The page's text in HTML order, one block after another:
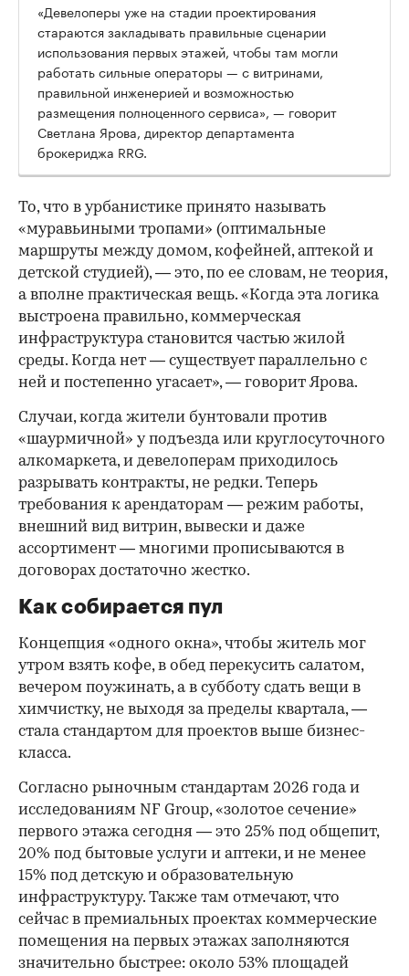
00:00
«Девелоперы уже на стадии проектирования
стараются закладывать правильные сценарии
использования первых этажей, чтобы там могли
работать сильные операторы — с витринами,
правильной инженерией и возможностью
размещения полноценного сервиса», — говорит
Светлана Ярова, директор департамента
брокериджа RRG.
То, что в урбанистике принято называть
«муравьиными тропами» (оптимальные
маршруты между домом, кофейней, аптекой и
детской студией), — это, по ее словам, не теория,
а вполне практическая вещь. «Когда эта логика
выстроена правильно, коммерческая
инфраструктура становится частью жилой
среды. Когда нет — существует параллельно с
ней и постепенно угасает», — говорит Ярова.
Случаи, когда жители бунтовали против
«шаурмичной» у подъезда или круглосуточного
алкомаркета, и девелоперам приходилось
разрывать контракты, не редки. Теперь
требования к арендаторам — режим работы,
внешний вид витрин, вывески и даже
ассортимент — многими прописываются в
договорах достаточно жестко.
Как собирается пул
Концепция «одного окна», чтобы житель мог
утром взять кофе, в обед перекусить салатом,
вечером поужинать, а в субботу сдать вещи в
химчистку, не выходя за пределы квартала, —
стала стандартом для проектов выше бизнес-
класса.
Согласно рыночным стандартам 2026 года и
исследованиям NF Group, «золотое сечение»
первого этажа сегодня — это 25% под общепит,
20% под бытовые услуги и аптеки, и не менее
15% под детскую и образовательную
инфраструктуру. Также там отмечают, что
сейчас в премиальных проектах коммерческие
помещения на первых этажах заполняются
значительно быстрее: около 53% площадей